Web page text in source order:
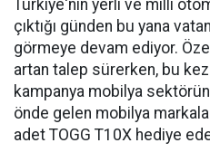
Türkiye'nin yerli ve milli
çıktığı günden bu yana
görmeye devam ediyor.
artan talep sürerken, bu
kampanya mobilya
önde gelen mobilya
adet TOGG T10X hediye